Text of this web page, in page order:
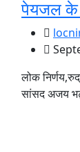
पेयजल के
लोक
सांसद अजय